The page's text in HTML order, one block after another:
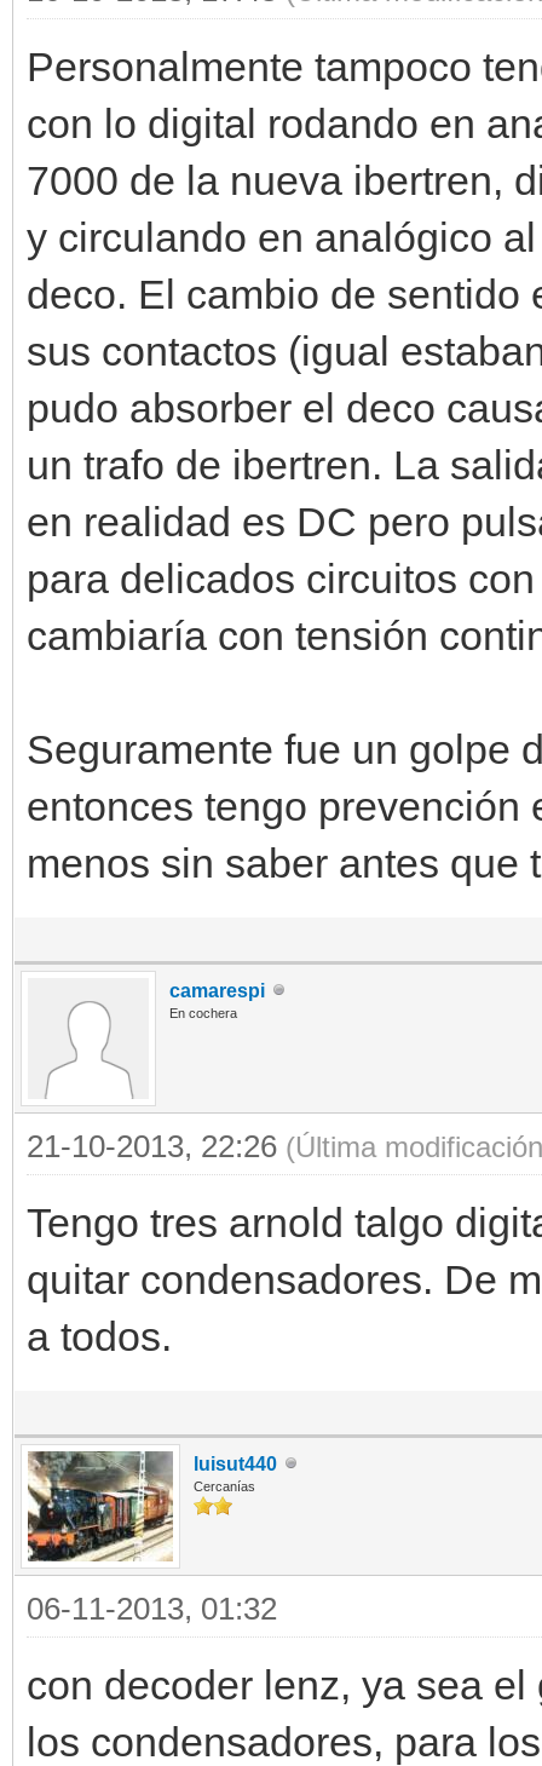
Personalmente tampoco
con lo digital rodando en
7000 de la nueva ibertren,
y circulando en analógico
deco. El cambio de sentido
sus contactos (igual
pudo absorber el deco
un trafo de ibertren. La
en realidad es DC pero
para delicados circuitos
cambiaría con tensión
Seguramente fue un golpe
entonces tengo prevención
menos sin saber antes que
camarespi
En cochera
21-10-2013, 22:26 (Última
Tengo tres arnold talgo
quitar condensadores. De
a todos.
luisut440
Cercanías
06-11-2013, 01:32
con decoder lenz, ya sea
los condensadores, para